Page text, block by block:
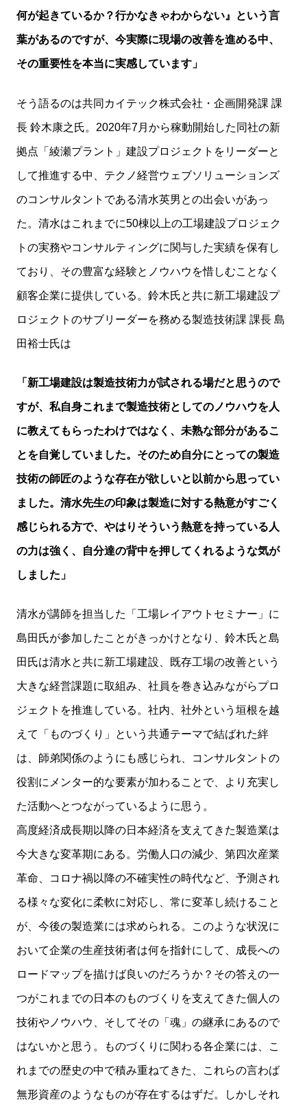
何が起きているか？行かなきゃわからない』という言
葉があるのですが、今実際に現場の改善を進める中、
その重要性を本当に実感しています」
そう語るのは共同カイテック株式会社・企画開発課 課
長 鈴木康之氏。2020年7月から稼動開始した同社の新
拠点「綾瀬プラント」建設プロジェクトをリーダーと
して推進する中、テクノ経営ウェブソリューションズ
のコンサルタントである清水英男との出会いがあっ
た。清水はこれまでに50棟以上の工場建設プロジェク
トの実務やコンサルティングに関与した実績を保有し
ており、その豊富な経験とノウハウを惜しむことなく
顧客企業に提供している。鈴木氏と共に新工場建設プ
ロジェクトのサブリーダーを務める製造技術課 課長 島
田裕士氏は
「新工場建設は製造技術力が試される場だと思うので
すが、私自身これまで製造技術としてのノウハウを人
に教えてもらったわけではなく、未熟な部分があるこ
とを自覚していました。そのため自分にとっての製造
技術の師匠のような存在が欲しいと以前から思ってい
ました。清水先生の印象は製造に対する熱意がすごく
感じられる方で、やはりそういう熱意を持っている人
の力は強く、自分達の背中を押してくれるような気が
しました」
清水が講師を担当した「工場レイアウトセミナー」に
島田氏が参加したことがきっかけとなり、鈴木氏と島
田氏は清水と共に新工場建設、既存工場の改善という
大きな経営課題に取組み、社員を巻き込みながらプロ
ジェクトを推進している。社内、社外という垣根を越
えて「ものづくり」という共通テーマで結ばれた絆
は、師弟関係のようにも感じられ、コンサルタントの
役割にメンター的な要素が加わることで、より充実し
た活動へとつながっているように思う。
高度経済成長期以降の日本経済を支えてきた製造業は
今大きな変革期にある。労働人口の減少、第四次産業
革命、コロナ禍以降の不確実性の時代など、予測され
る様々な変化に柔軟に対応し、常に変革し続けること
が、今後の製造業には求められる。このような状況に
おいて企業の生産技術者は何を指針にして、成長への
ロードマップを描けば良いのだろうか？その答えの一
つがこれまでの日本のものづくりを支えてきた個人の
技術やノウハウ、そしてその「魂」の継承にあるので
はないかと思う。ものづくりに関わる各企業には、こ
れまでの歴史の中で積み重ねてきた、これらの言わば
無形資産のようなものが存在するはずだ。しかしそれ